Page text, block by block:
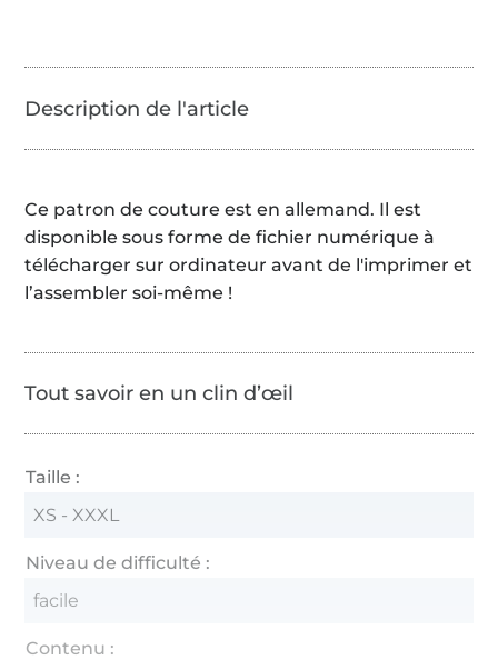
Ce patron de couture est en allemand. Il est
disponible sous forme de fichier numérique à
télécharger sur ordinateur avant de l'imprimer et
l’assembler soi-même !
Tout savoir en un clin d’œil
Taille :
XS - XXXL
Niveau de difficulté :
facile
Contenu :